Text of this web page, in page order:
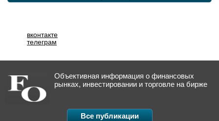
вконтакте
телеграм
Объективная информация о финансовых
рынках, инвестировании и торговле на бирже
Все публикации